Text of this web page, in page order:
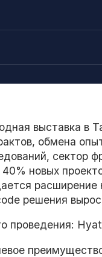
выставка в
обмена
сектор
новых
расширение
решения
проведения: